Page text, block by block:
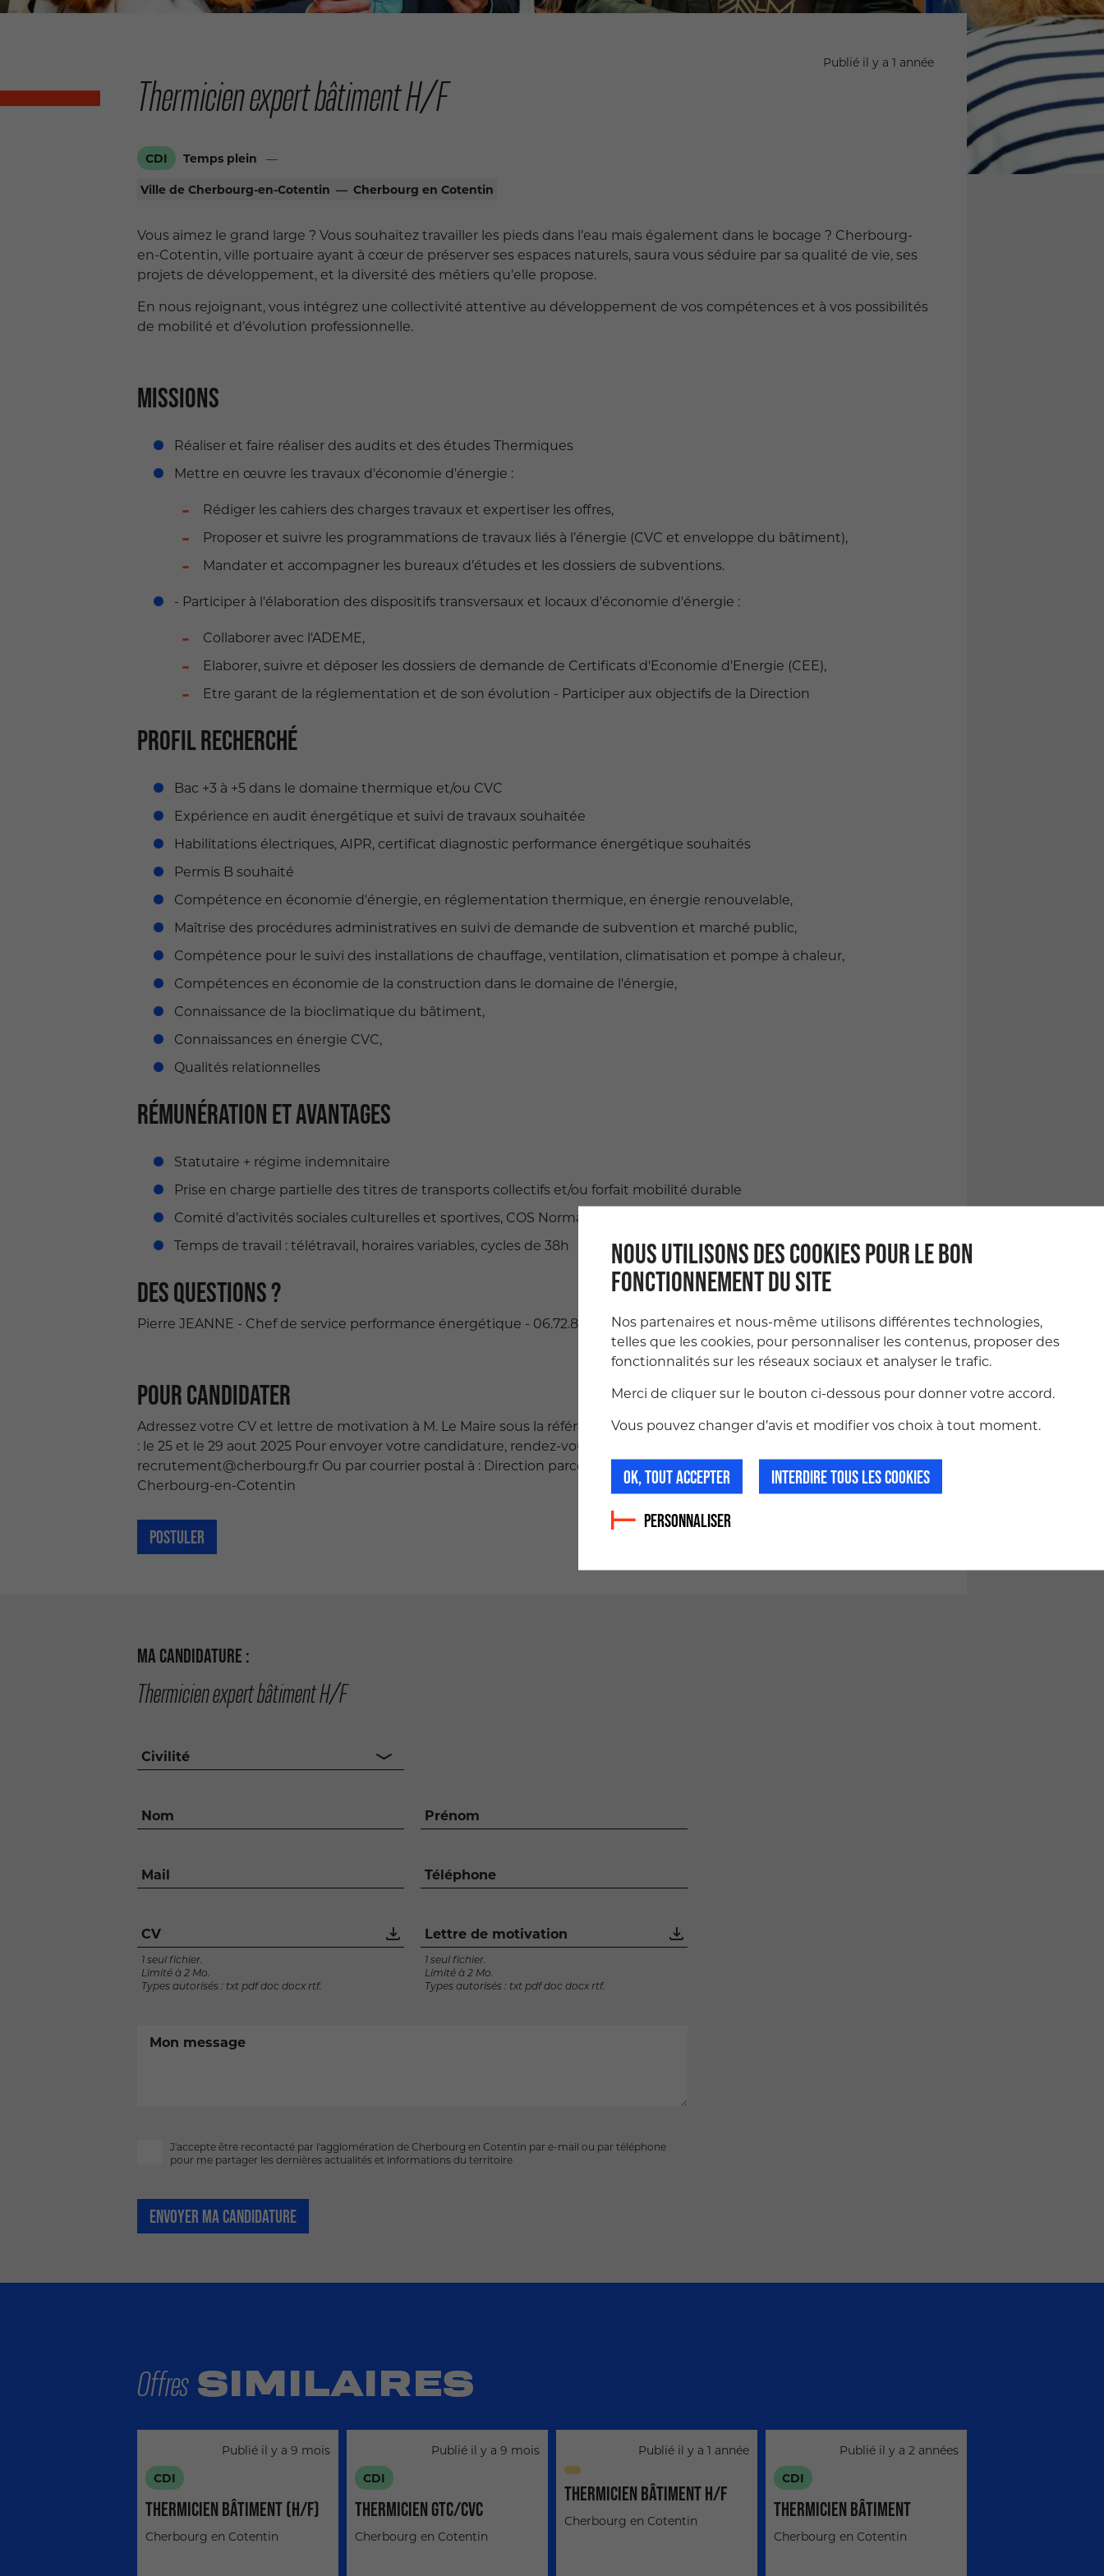
Publié il y a 1 année
Thermicien expert bâtiment H/F
CDI Temps plein —
Ville de Cherbourg-en-Cotentin — Cherbourg en Cotentin
Vous aimez le grand large ? Vous souhaitez travailler les pieds dans l’eau mais également dans le bocage ? Cherbourg-
en-Cotentin, ville portuaire ayant à cœur de préserver ses espaces naturels, saura vous séduire par sa qualité de vie, ses
projets de développement, et la diversité des métiers qu’elle propose.
En nous rejoignant, vous intégrez une collectivité attentive au développement de vos compétences et à vos possibilités
de mobilité et d’évolution professionnelle.
MISSIONS
Réaliser et faire réaliser des audits et des études Thermiques
Mettre en œuvre les travaux d'économie d'énergie :
Rédiger les cahiers des charges travaux et expertiser les offres,
Proposer et suivre les programmations de travaux liés à l’énergie (CVC et enveloppe du bâtiment),
Mandater et accompagner les bureaux d’études et les dossiers de subventions.
- Participer à l'élaboration des dispositifs transversaux et locaux d'économie d'énergie :
Collaborer avec l'ADEME,
Elaborer, suivre et déposer les dossiers de demande de Certificats d'Economie d'Energie (CEE),
Etre garant de la réglementation et de son évolution - Participer aux objectifs de la Direction
PROFIL RECHERCHÉ
Bac +3 à +5 dans le domaine thermique et/ou CVC
Expérience en audit énergétique et suivi de travaux souhaitée
Habilitations électriques, AIPR, certificat diagnostic performance énergétique souhaités
Permis B souhaité
Compétence en économie d'énergie, en réglementation thermique, en énergie renouvelable,
Maîtrise des procédures administratives en suivi de demande de subvention et marché public,
Compétence pour le suivi des installations de chauffage, ventilation, climatisation et pompe à chaleur,
Compétences en économie de la construction dans le domaine de l'énergie,
Connaissance de la bioclimatique du bâtiment,
Connaissances en énergie CVC,
Qualités relationnelles
RÉMUNÉRATION ET AVANTAGES
Statutaire + régime indemnitaire
Prise en charge partielle des titres de transports collectifs et/ou forfait mobilité durable
Comité d’activités sociales culturelles et sportives, COS Normand, participation mutuelle, solutions de restauration
Temps de travail : télétravail, horaires variables, cycles de 38h
DES QUESTIONS ?
Pierre JEANNE - Chef de service performance énergétique - 06.72.80.88.49
POUR CANDIDATER
Adressez votre CV et lettre de motivation à M. Le Maire sous la référence LLM 2025-103 Date prévisionnelle des entretiens
: le 25 et le 29 aout 2025 Pour envoyer votre candidature, rendez-vous sur www.cherbourg.fr ou par mail à
recrutement@cherbourg.fr Ou par courrier postal à : Direction parcours agent – 10 Place Napoléon – BP 808 – 50108
Cherbourg-en-Cotentin
POSTULER
MA CANDIDATURE :
Thermicien expert bâtiment H/F
Civilité
Nom Prénom
Mail Téléphone
CV
1 seul fichier.
Limité à 2 Mo.
Types autorisés : txt pdf doc docx rtf.
Lettre de motivation
1 seul fichier.
Limité à 2 Mo.
Types autorisés : txt pdf doc docx rtf.
Mon message
J'accepte être recontacté par l'agglomération de Cherbourg en Cotentin par e-mail ou par téléphone
pour me partager les dernières actualités et informations du territoire
ENVOYER MA CANDIDATURE
Offres SIMILAIRES
Publié il y a 9 mois
CDI
THERMICIEN BÂTIMENT (H/F)
Cherbourg en Cotentin
Publié il y a 9 mois
CDI
THERMICIEN GTC/CVC
Cherbourg en Cotentin
Publié il y a 1 année
THERMICIEN BÂTIMENT H/F
Cherbourg en Cotentin
Publié il y a 2 années
CDI
THERMICIEN BÂTIMENT
Cherbourg en Cotentin
NOUS UTILISONS DES COOKIES POUR LE BON
FONCTIONNEMENT DU SITE
Nos partenaires et nous-même utilisons différentes technologies,
telles que les cookies, pour personnaliser les contenus, proposer des
fonctionnalités sur les réseaux sociaux et analyser le trafic.
Merci de cliquer sur le bouton ci-dessous pour donner votre accord.
Vous pouvez changer d’avis et modifier vos choix à tout moment.
OK, TOUT ACCEPTER INTERDIRE TOUS LES COOKIES
PERSONNALISER